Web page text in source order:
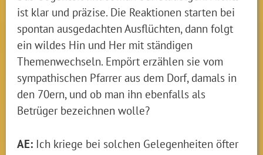
ist klar und präzise. Die Reaktionen starten bei
spontan ausgedachten Ausflüchten, dann folgt
ein wildes Hin und Her mit ständigen
Themenwechseln. Empört erzählen sie vom
sympathischen Pfarrer aus dem Dorf, damals in
den 70ern, und ob man ihn ebenfalls als
Betrüger bezeichnen wolle?
AE: Ich kriege bei solchen Gelegenheiten öfter